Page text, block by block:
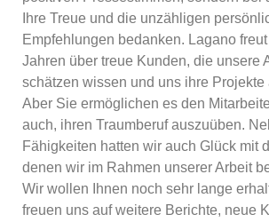
Ihre Treue und die unzähligen
Empfehlungen bedanken. Lagano
Jahren über treue Kunden, die unsere
schätzen wissen und uns ihre Projekte
Aber Sie ermöglichen es den
auch, ihren Traumberuf auszuüben.
Fähigkeiten hatten wir auch Glück mit
denen wir im Rahmen unserer Arbeit
Wir wollen Ihnen noch sehr lange
freuen uns auf weitere Berichte, neue